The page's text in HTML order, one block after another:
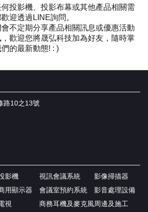
投影機、投影布幕或其他產品相關需
迎透過LINE詢問。
不定期分享產品相關訊息或優惠活動
，歡迎您將晟弘科技加為好友，隨時掌
的最新動態! : )
路10之13號
影機
用顯示器
視
視訊會議系統
會議室預約系統
商務耳機及麥克風
影像掃描器
影音處理設備
周邊及施工